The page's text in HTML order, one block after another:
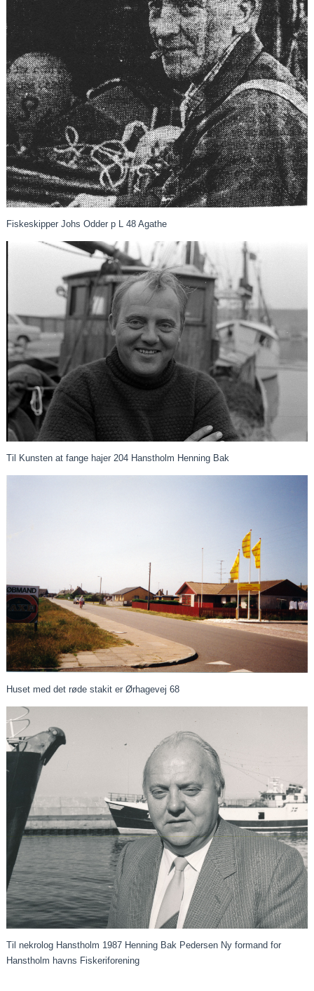
Fiskeskipper Johs Odder p L 48 Agathe
Til Kunsten at fange hajer 204 Hanstholm Henning Bak
Huset med det røde stakit er Ørhagevej 68
Til nekrolog Hanstholm 1987 Henning Bak Pedersen Ny formand for
Hanstholm havns Fiskeriforening